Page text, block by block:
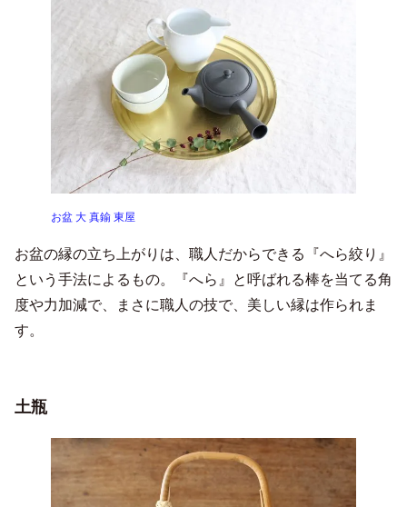
お盆 大 真鍮 東屋
お盆の縁の立ち上がりは、職人だからできる『へら絞り』
という手法によるもの。『へら』と呼ばれる棒を当てる角
度や力加減で、まさに職人の技で、美しい縁は作られま
す。
土瓶